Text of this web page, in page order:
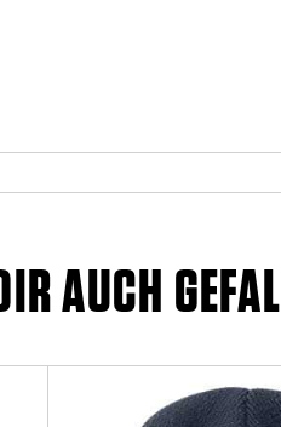
AUCH